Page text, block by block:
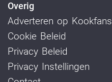
Overig
Adverteren op Kookfans
Cookie Beleid
Privacy Beleid
Privacy Instellingen